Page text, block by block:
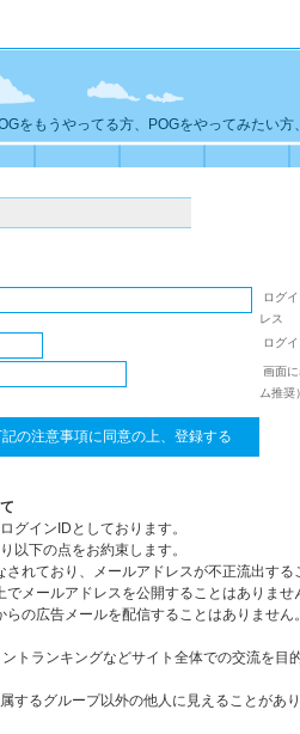
をもうやってる方、POGをやってみたい方
ログ
レス
ログ
画面
ム推奨）
グインIDとしております。
以下の点をお約束します。
れており、メールアドレスが不正流出する
メールアドレスを公開することはありませ
の広告メールを配信することはありません。
トランキングなどサイト全体での交流を目
するグループ以外の他人に見えることがあり